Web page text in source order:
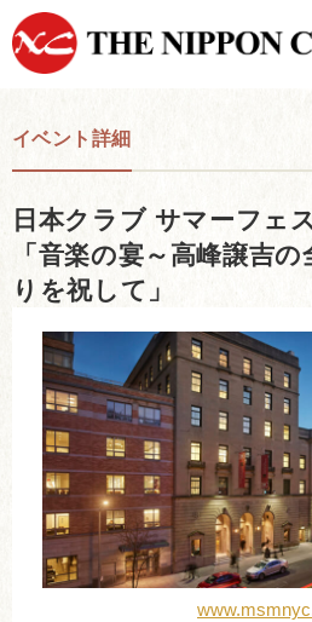
イベント詳細
日本クラブ サマーフェ
「音楽の宴～高峰譲吉
りを祝して」
日本クラブメンバーログイン
はじめてご利用の